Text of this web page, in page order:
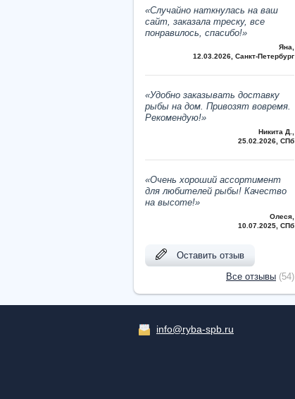
«Cлучайно наткнулась на ваш
сайт, заказала треску, все
понравилось, спасибо!»
Яна,
12.03.2026, Санкт-Петербург
«Удобно заказывать доставку
рыбы на дом. Привозят вовремя.
Рекомендую!»
Никита Д.,
25.02.2026, СПб
«Очень хороший ассортимент
для любителей рыбы! Качество
на высоте!»
Олеся,
10.07.2025, СПб
Оставить отзыв
Все отзывы (54)
info@ryba-spb.ru